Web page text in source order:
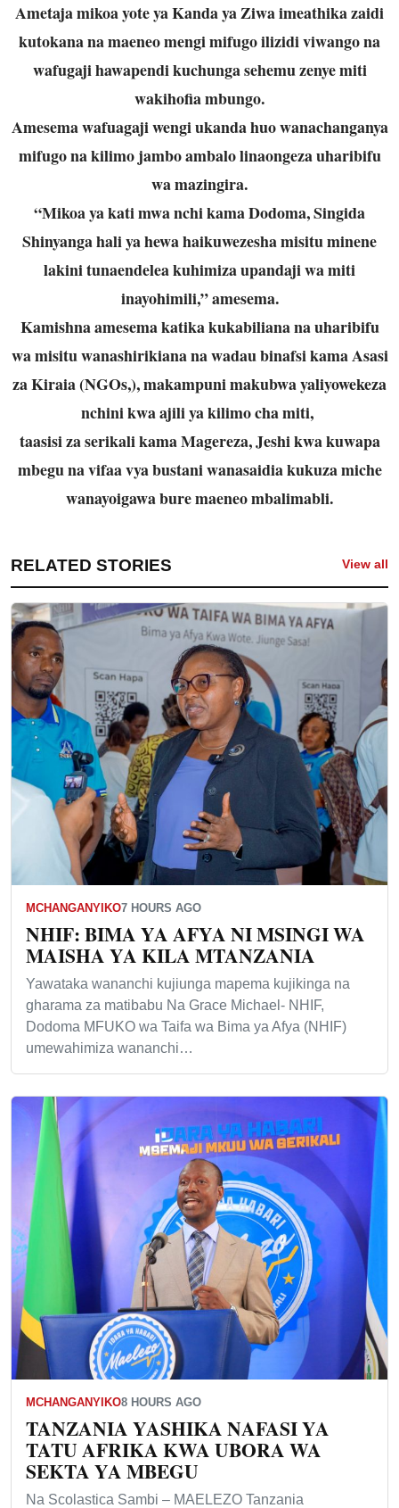
Ametaja mikoa yote ya Kanda ya Ziwa imeathika zaidi
kutokana na maeneo mengi mifugo ilizidi viwango na
wafugaji hawapendi kuchunga sehemu zenye miti
wakihofia mbungo.
Amesema wafuagaji wengi ukanda huo wanachanganya
mifugo na kilimo jambo ambalo linaongeza uharibifu
wa mazingira.
“Mikoa ya kati mwa nchi kama Dodoma, Singida
Shinyanga hali ya hewa haikuwezesha misitu minene
lakini tunaendelea kuhimiza upandaji wa miti
inayohimili,” amesema.
Kamishna amesema katika kukabiliana na uharibifu
wa misitu wanashirikiana na wadau binafsi kama Asasi
za Kiraia (NGOs,), makampuni makubwa yaliyowekeza
nchini kwa ajili ya kilimo cha miti,
taasisi za serikali kama Magereza, Jeshi kwa kuwapa
mbegu na vifaa vya bustani wanasaidia kukuza miche
wanayoigawa bure maeneo mbalimabli.
RELATED STORIES View all
MCHANGANYIKO7 HOURS AGO
NHIF: BIMA YA AFYA NI MSINGI WA
MAISHA YA KILA MTANZANIA
Yawataka wananchi kujiunga mapema kujikinga na
gharama za matibabu Na Grace Michael- NHIF,
Dodoma MFUKO wa Taifa wa Bima ya Afya (NHIF)
umewahimiza wananchi…
MCHANGANYIKO8 HOURS AGO
TANZANIA YASHIKA NAFASI YA
TATU AFRIKA KWA UBORA WA
SEKTA YA MBEGU
Na Scolastica Sambi – MAELEZO Tanzania